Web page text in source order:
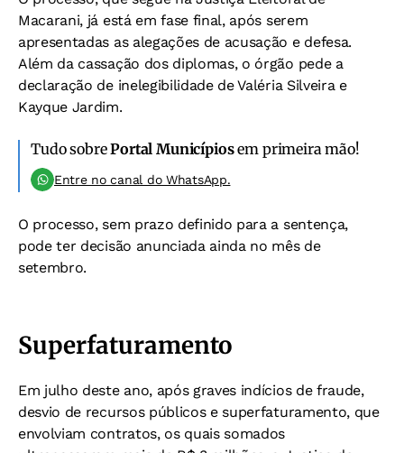
Macarani, já está em fase final, após serem
apresentadas as alegações de acusação e defesa.
Além da cassação dos diplomas, o órgão pede a
declaração de inelegibilidade de Valéria Silveira e
Kayque Jardim.
Tudo sobrePortal Municípiosem primeira mão!
Entre no canal do WhatsApp.
O processo, sem prazo definido para a sentença,
pode ter decisão anunciada ainda no mês de
setembro.
Superfaturamento
Em julho deste ano, após graves indícios de fraude,
desvio de recursos públicos e superfaturamento, que
envolviam contratos, os quais somados